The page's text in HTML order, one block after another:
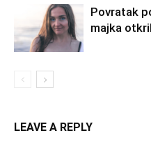
Povratak
majka
LEAVE A REPLY